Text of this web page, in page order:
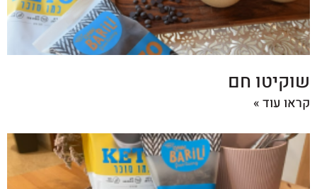
שוקיטו חם
קראו עוד »